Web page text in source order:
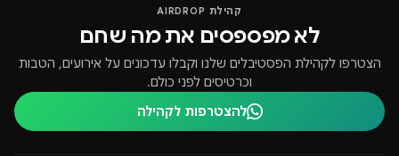
קהילת AIRDROP
לא מפספסים את מה שחם
הצטרפו לקהילת הפסטיבלים שלנו וקבלו עדכונים על אירועים, הטבות
וכרטיסים לפני כולם.
להצטרפות לקהילה